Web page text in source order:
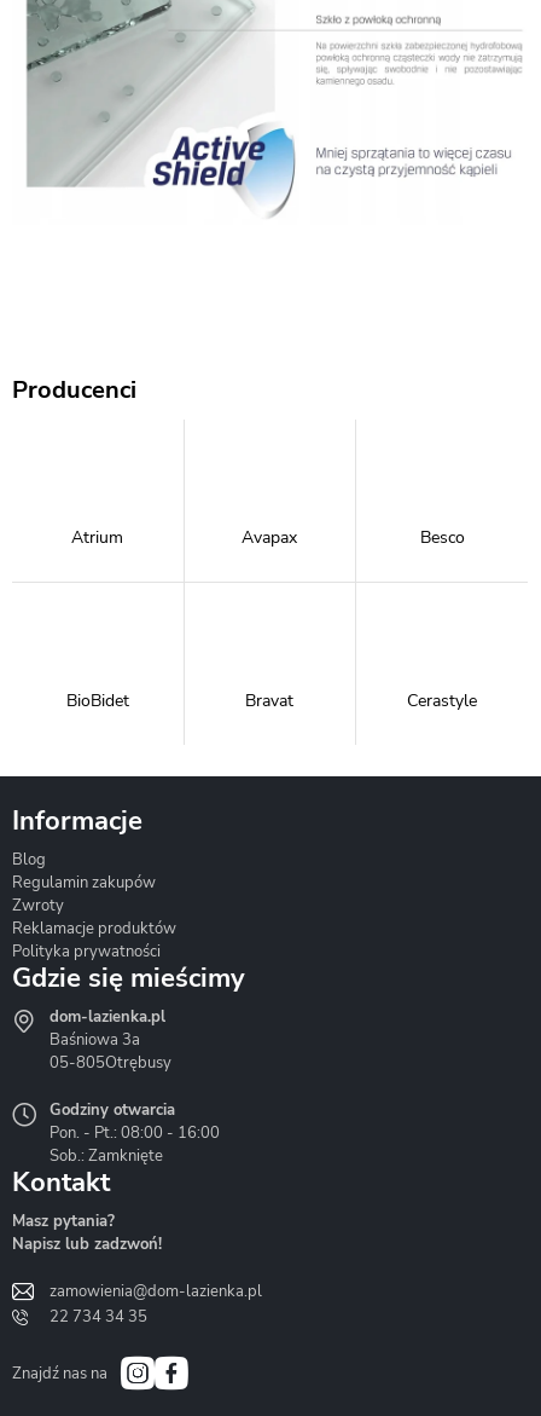
Producenci
Atrium Avapax Besco
BioBidet Bravat Cerastyle
Hydrostop
Liveno
Bath&Spa
Informacje
Blog
Regulamin zakupów
Zwroty
Reklamacje produktów
Polityka prywatności
Gdzie się mieścimy
dom-lazienka.pl
Baśniowa 3a
05-805Otrębusy
Godziny otwarcia
Pon. - Pt.: 08:00 - 16:00
Sob.: Zamknięte
Kontakt
Masz pytania?
Napisz lub zadzwoń!
zamowienia@dom-lazienka.pl
22 734 34 35
Znajdź nas na